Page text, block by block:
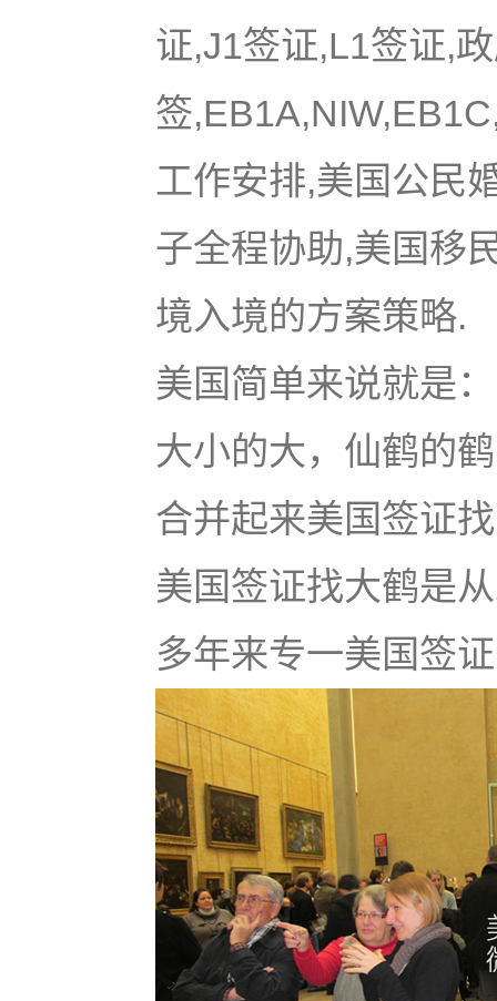
证,J1签证,L1签证,
签
工作安排,美国公民
子全程协助,美国移
境入境的方案策略.
美国简单来说就是
大小的大，仙鹤的
合并起来美国签证
美国签证找大鹤是
多年来专一美国签